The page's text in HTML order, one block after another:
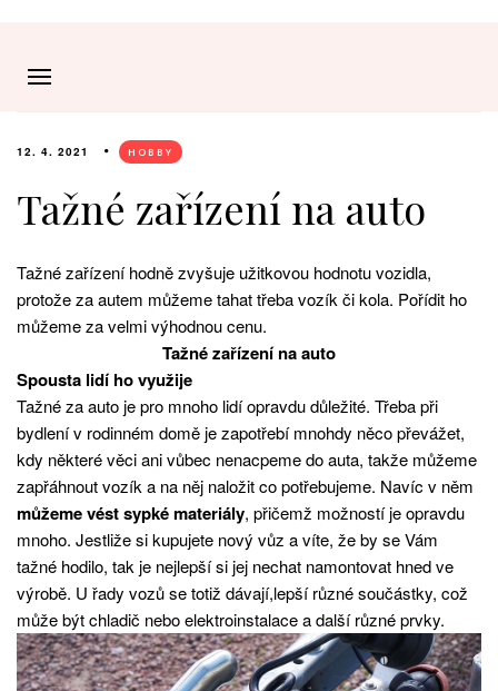
12. 4. 2021 HOBBY
Tažné zařízení na auto
Tažné zařízení hodně zvyšuje užitkovou hodnotu vozidla,
protože za autem můžeme tahat třeba vozík či kola. Pořídit ho
můžeme za velmi výhodnou cenu.
Tažné zařízení na auto
Spousta lidí ho využije
Tažné za auto je pro mnoho lidí opravdu důležité. Třeba při
bydlení v rodinném domě je zapotřebí mnohdy něco převážet,
kdy některé věci ani vůbec nenacpeme do auta, takže můžeme
zapřáhnout vozík a na něj naložit co potřebujeme. Navíc v něm
můžeme vést sypké materiály, přičemž možností je opravdu
mnoho. Jestliže si kupujete nový vůz a víte, že by se Vám
tažné hodilo, tak je nejlepší si jej nechat namontovat hned ve
výrobě. U řady vozů se totiž dávají,lepší různé součástky, což
může být chladič nebo elektroinstalace a další různé prvky.